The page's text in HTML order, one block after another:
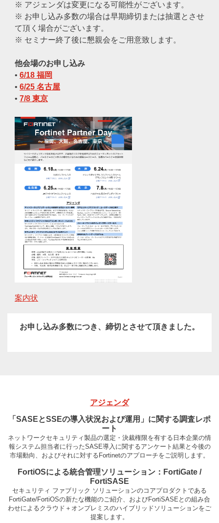
※ アジェンダは変更になる可能性がございます。
※ お申し込み多数の場合は早期締切または抽選とさせ
て頂く場合がございます。
※ セミナー終了後に懇親会をご用意致します。
他会場のお申し込み
• 6/18 福岡
• 6/25 名古屋
• 7/8 東京
案内状
お申し込み多数につき、締切とさせて頂きました。
アジェンダ
「SASEとSSEの導入状況および運用」に関する調査レポ
ート
ネットワークセキュリティ製品の選定・決裁権限を有する日本企業の情
報システム担当者に行ったSASE導入に関するアンケート結果と今後の
市場動向、およびそれに対するFortinetのアプローチをご説明します。
FortiOSによる統合管理ソリューション：FortiGate /
FortiSASE
セキュリティ ファブリック ソリューションのコアプロダクトである
FortiGate/FortiOSの新たな機能のご紹介、およびFortiSASEとの組み合
わせによるクラウド＋オンプレミスのハイブリッドソリューションをご
提案します。